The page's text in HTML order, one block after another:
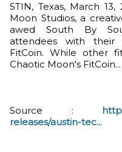
STIN, Texas, March
Moon Studios, a
awed South By
attendees with their
FitCoin. While other
Chaotic Moon's FitCoin...
Source :
releases/austin-tec...